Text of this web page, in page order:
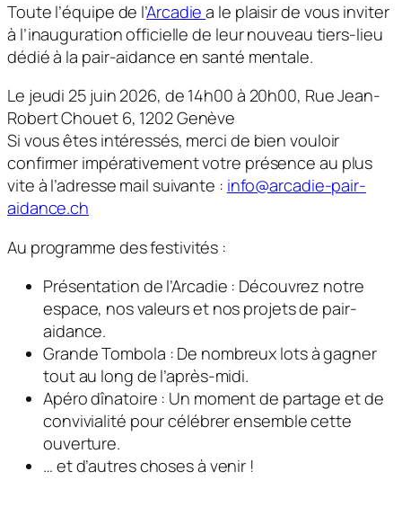
Toute l’équipe de l’Arcadiea le plaisir de vous inviter
à l’inauguration officielle de leur nouveau tiers-lieu
dédié à la pair-aidance en santé mentale.
Le jeudi 25 juin 2026, de 14h00 à 20h00, Rue Jean-
Robert Chouet 6, 1202 Genève
Si vous êtes intéressés, merci de bien vouloir
confirmer impérativement votre présence au plus
vite à l’adresse mail suivante : info@arcadie-pair-
aidance.ch
Au programme des festivités :
Présentation de l’Arcadie : Découvrez notre
espace, nos valeurs et nos projets de pair-
aidance.
Grande Tombola : De nombreux lots à gagner
tout au long de l’après-midi.
Apéro dînatoire : Un moment de partage et de
convivialité pour célébrer ensemble cette
ouverture.
… et d’autres choses à venir !